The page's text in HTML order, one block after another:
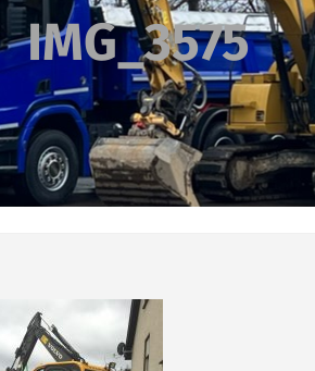
IMG_3575